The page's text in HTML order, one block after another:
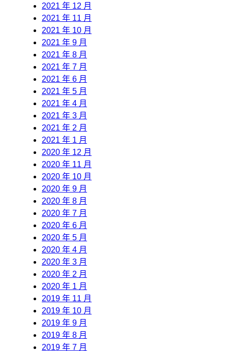
2021 年 12 月
2021 年 11 月
2021 年 10 月
2021 年 9 月
2021 年 8 月
2021 年 7 月
2021 年 6 月
2021 年 5 月
2021 年 4 月
2021 年 3 月
2021 年 2 月
2021 年 1 月
2020 年 12 月
2020 年 11 月
2020 年 10 月
2020 年 9 月
2020 年 8 月
2020 年 7 月
2020 年 6 月
2020 年 5 月
2020 年 4 月
2020 年 3 月
2020 年 2 月
2020 年 1 月
2019 年 11 月
2019 年 10 月
2019 年 9 月
2019 年 8 月
2019 年 7 月